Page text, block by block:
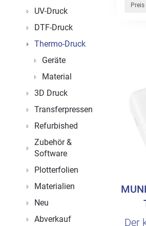
Preis
Der
UV-Druck
DTF-Druck
Thermo-Druck
Geräte
Material
3D Druck
Transferpressen
Refurbished
Zubehör &
Software
Plotterfolien
Materialien
Neu
Abverkauf